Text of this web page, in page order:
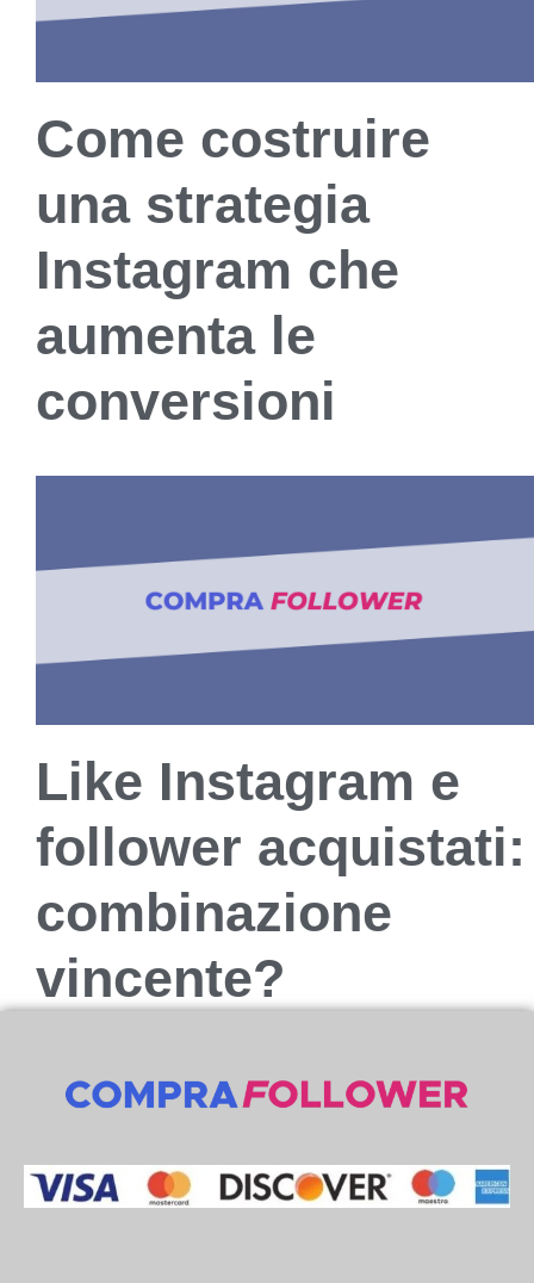
Come costruire
una strategia
Instagram che
aumenta le
conversioni
Like Instagram e
follower acquistati:
combinazione
vincente?